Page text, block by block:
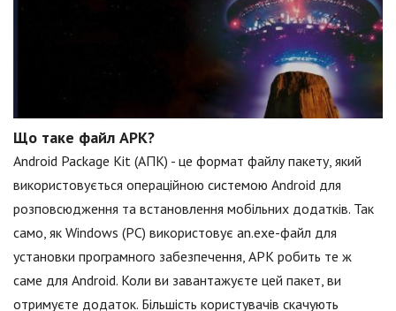
Що таке файл APK?
Android Package Kit (АПК) - це формат файлу пакету, який
використовується операційною системою Android для
розповсюдження та встановлення мобільних додатків. Так
само, як Windows (PC) використовує an.exe-файл для
установки програмного забезпечення, APK робить те ж
саме для Android. Коли ви завантажуєте цей пакет, ви
отримуєте додаток. Більшість користувачів скачують